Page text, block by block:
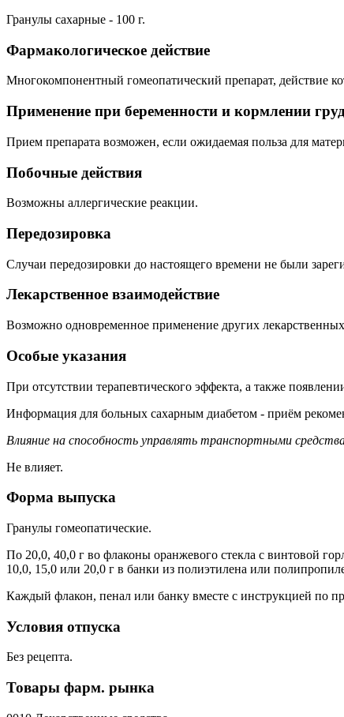
Гранулы сахарные - 100 г.
Фармакологическое действие
Многокомпонентный гомеопатический препарат, действие
Применение при беременности и кормлении
Прием препарата возможен, если ожидаемая польза для
Побочные действия
Возможны аллергические реакции.
Передозировка
Случаи передозировки до настоящего времени не были
Лекарственное взаимодействие
Возможно одновременное применение других лекарственных
Особые указания
При отсутствии терапевтического эффекта, а также
Информация для больных сахарным диабетом - приём
Влияние на способность управлять транспортными
Не влияет.
Форма выпуска
Гранулы гомеопатические.
По 20,0, 40,0 г во флаконы оранжевого стекла с винтовой
10,0, 15,0 или 20,0 г в банки из полиэтилена или
Каждый флакон, пенал или банку вместе с инструкцией по
Условия отпуска
Без рецепта.
Товары фарм. рынка